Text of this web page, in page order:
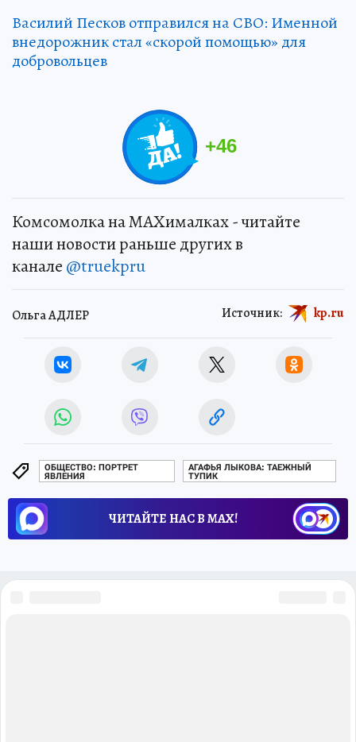
Василий Песков отправился на СВО: Именной
внедорожник стал «скорой помощью» для
добровольцев
+46
Комсомолка на MAXималках - читайте
наши новости раньше других в
канале @truekpru
Ольга АДЛЕР Источник: kp.ru
ОБЩЕСТВО: ПОРТРЕТ
ЯВЛЕНИЯ
АГАФЬЯ ЛЫКОВА: ТАЕЖНЫЙ
ТУПИК
ЧИТАЙТЕ НАС В МАХ!